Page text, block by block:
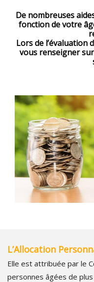
De nombreuses
fonction de votre
Lors de l’évaluation
vous renseigner
L’Allocation
Elle est attribuée par le
personnes âgées de